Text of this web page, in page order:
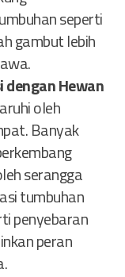
seperti
gambut lebih
dengan Hewan
oleh
Banyak
serangga
tumbuhan
penyebaran
peran